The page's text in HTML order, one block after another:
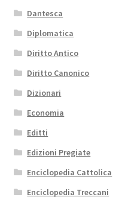
Dantesca
Diplomatica
Diritto Antico
Diritto Canonico
Dizionari
Economia
Editti
Edizioni Pregiate
Enciclopedia Cattolica
Enciclopedia Treccani